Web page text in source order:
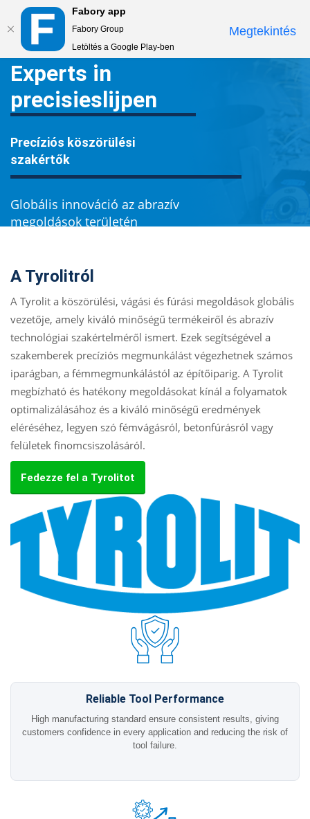
Fabory app
Fabory Group
Letöltés a Google Play-ben
Megtekintés
text.skipToContent
text.skipToNavigation
Experts in
precisieslijpen
Precíziós köszörülési
szakértők
Globális innováció az abrazív
megoldások területén
A Tyrolitról
A Tyrolit a köszörülési, vágási és fúrási megoldások globális
vezetője, amely kiváló minőségű termékeiről és abrazív
technológiai szakértelméről ismert. Ezek segítségével a
szakemberek precíziós megmunkálást végezhetnek számos
iparágban, a fémmegmunkálástól az építőiparig. A Tyrolit
megbízható és hatékony megoldásokat kínál a folyamatok
optimalizálásához és a kiváló minőségű eredmények
eléréséhez, legyen szó fémvágásról, betonfúrásról vagy
felületek finomcsiszolásáról.
Fedezze fel a Tyrolitot
Reliable Tool Performance
High manufacturing standard ensure consistent results, giving
customers confidence in every application and reducing the risk of
tool failure.